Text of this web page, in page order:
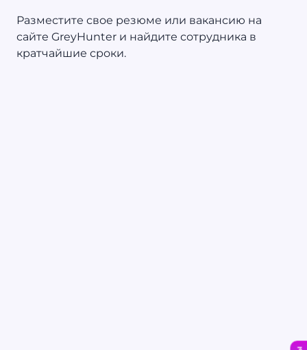
Разместите свое резюме или вакансию на
сайте GreyHunter и найдите сотрудника в
кратчайшие сроки.